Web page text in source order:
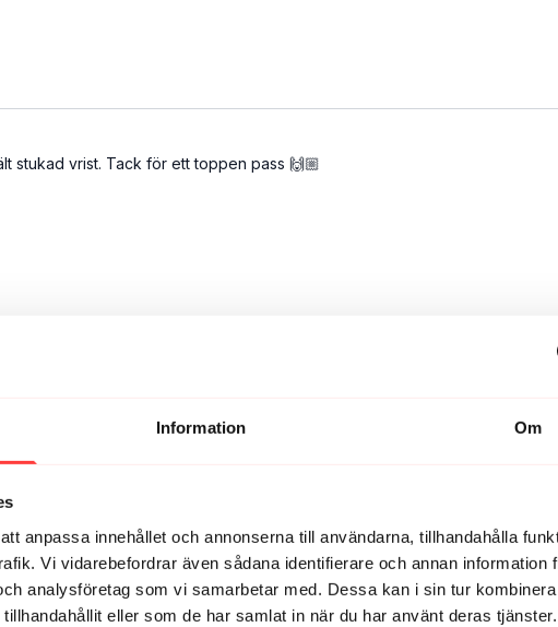
Information Om
anpassa innehållet och annonserna till användarna, tillhandahålla
Vi vidarebefordrar även sådana identifierare och annan information
analysföretag som vi samarbetar med. Dessa kan i sin tur
eller som de har samlat in när du har använt deras tjänster.
stukad vrist. Tack för ett toppen pass 🙌🏼
oftast får ont i är ju helt enkelt svagare! Good to know!!! Ta inte bort det